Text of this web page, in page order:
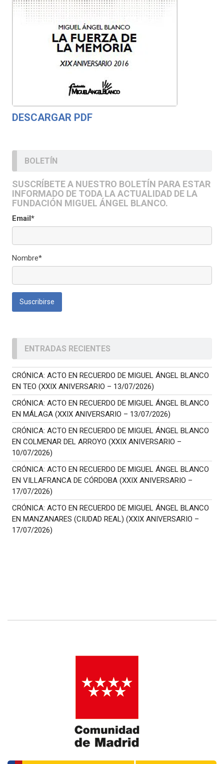
DESCARGAR PDF
BOLETÍN
SUSCRÍBETE A NUESTRO BOLETÍN PARA ESTAR
INFORMADO DE TODA LA ACTUALIDAD DE LA
FUNDACIÓN MIGUEL ÁNGEL BLANCO.
Email*
Nombre*
ENTRADAS RECIENTES
CRÓNICA: ACTO EN RECUERDO DE MIGUEL ÁNGEL BLANCO
EN TEO (XXIX ANIVERSARIO – 13/07/2026)
CRÓNICA: ACTO EN RECUERDO DE MIGUEL ÁNGEL BLANCO
EN MÁLAGA (XXIX ANIVERSARIO – 13/07/2026)
CRÓNICA: ACTO EN RECUERDO DE MIGUEL ÁNGEL BLANCO
EN COLMENAR DEL ARROYO (XXIX ANIVERSARIO –
10/07/2026)
CRÓNICA: ACTO EN RECUERDO DE MIGUEL ÁNGEL BLANCO
EN VILLAFRANCA DE CÓRDOBA (XXIX ANIVERSARIO –
17/07/2026)
CRÓNICA: ACTO EN RECUERDO DE MIGUEL ÁNGEL BLANCO
EN MANZANARES (CIUDAD REAL) (XXIX ANIVERSARIO –
17/07/2026)